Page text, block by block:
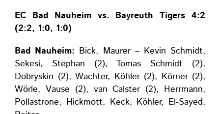
EC Bad Nauheim vs. Bayreuth Tigers 4:2
(2:2, 1:0, 1:0)
Bad Nauheim: Bick, Maurer – Kevin Schmidt,
Sekesi, Stephan (2), Tomas Schmidt (2),
Dobryskin (2), Wachter, Köhler (2), Körner (2),
Wörle, Vause (2), van Calster (2), Herrmann,
Pollastrone, Hickmott, Keck, Köhler, El-Sayed,